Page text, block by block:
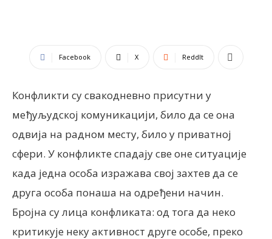
Facebook X ReddIt
Конфликти су свакодневно присутни у
међуљудској комуникацији, било да се она
одвија на радном месту, било у приватној
сфери. У конфликте спадају све оне ситуацијe
када једна особа изражава свој захтев да се
друга особа понаша на одређени начин.
Бројна су лица конфликата: од тога да неко
критикује неку активност друге особе, преко